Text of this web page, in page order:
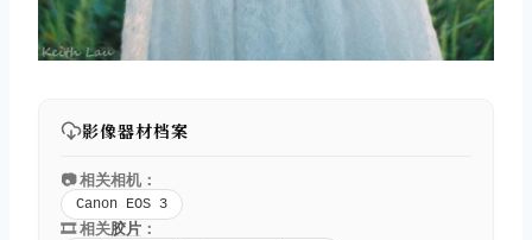
影像器材档案
📷 相关相机：
Canon EOS 3
🎞️ 相关胶片 ：